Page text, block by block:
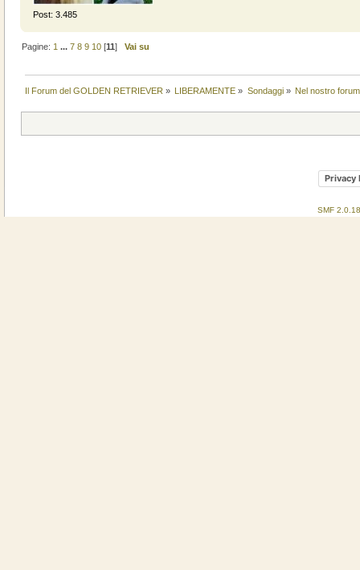
Post: 3.485
Pagine: 1 ...7 8 9 10 [11]Vai su
Il Forum del GOLDEN RETRIEVER » LIBERAMENTE » Sondaggi» Nel nostro
Privacy
SMF 2.0.18